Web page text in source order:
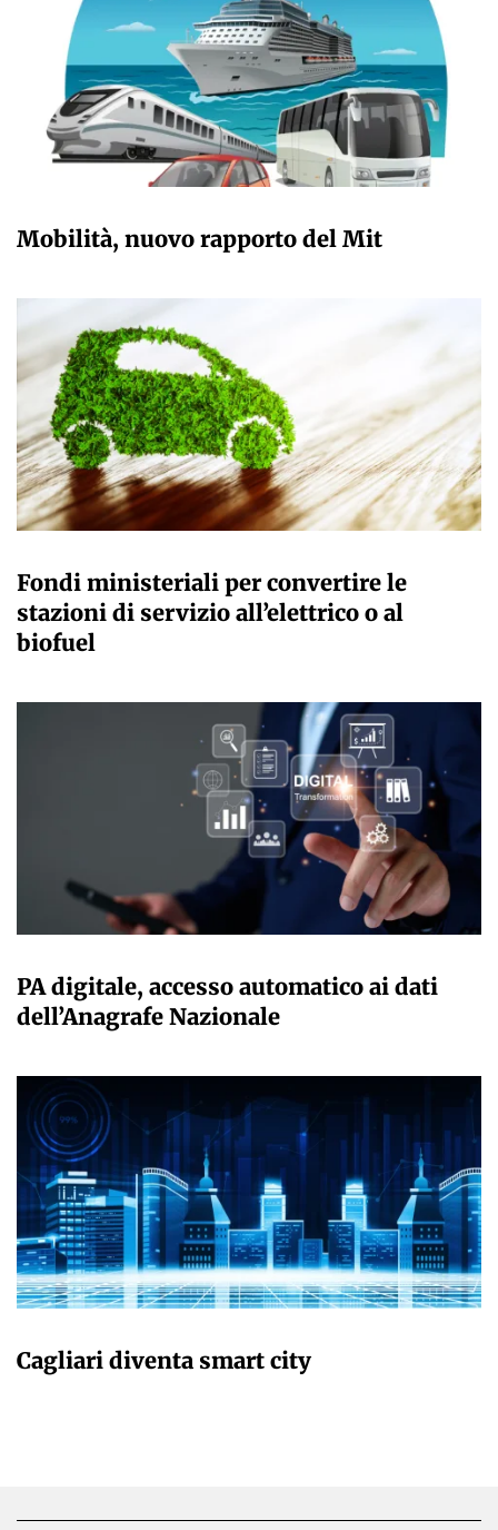
Mobilità, nuovo rapporto del Mit
Fondi ministeriali per convertire le
stazioni di servizio all’elettrico o al
biofuel
PA digitale, accesso automatico ai dati
dell’Anagrafe Nazionale
Cagliari diventa smart city